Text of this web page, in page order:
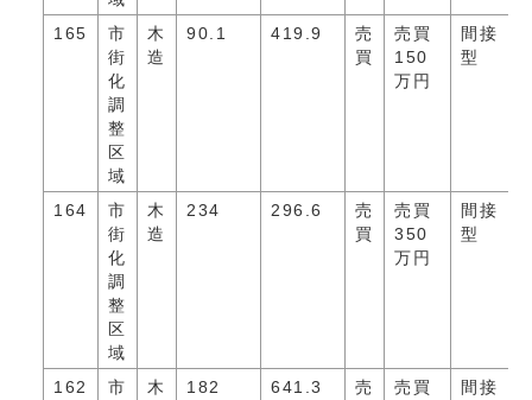
165
市
街
化
調
整
区
域
木
造
90.1 419.9
売
買
売買
150
万円
間接
型
164
市
街
化
調
整
区
域
木
造
234 296.6
売
買
売買
350
万円
間接
型
162
市
木
182 641.3
売
売買
間接